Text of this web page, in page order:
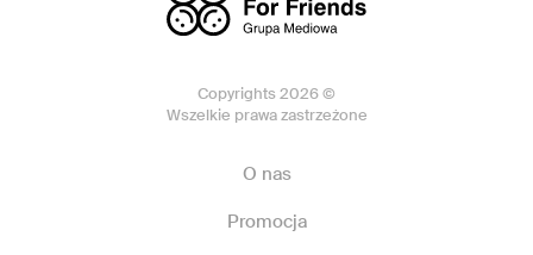
Copyrights 2026 ©
Wszelkie prawa zastrzeżone
O nas
Promocja